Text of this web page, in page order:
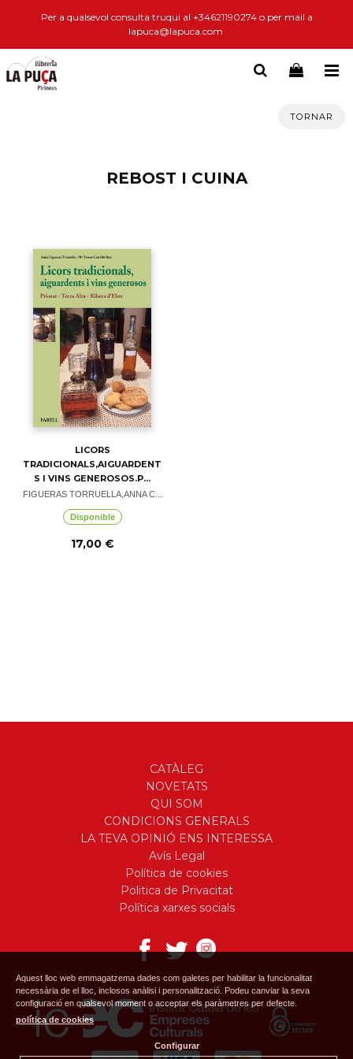
Per a qualsevol consulta truqui al +34621190274 o per mail a
lapuca@lapuca.com
TORNAR
REBOST I CUINA
LICORS
TRADICIONALS,AIGUARDENT
S I VINS GENEROSOS.P...
FIGUERAS TORRUELLA,ANNA C...
Disponible
17,00 €
CATÀLEG
NOVETATS
QUI SOM
CONDICIONS GENERALS
LA TEVA OPINIÓ ENS INTERESSA
Avís Legal
Política de cookies
Politica de Privacitat
Política xarxes socials
Aquest lloc web emmagatzema dades com galetes per habilitar la funcionalitat
necessària de el lloc, inclosos anàlisi i personalització. Podeu canviar la seva
configuració en qualsevol moment o acceptar els paràmetres per defecte.
política de cookies
Configurar